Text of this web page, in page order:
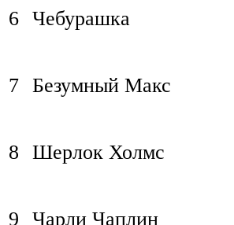
6 Чебурашка
7 Безумный Макс
8 Шерлок Холмс
9 Чарли Чаплин